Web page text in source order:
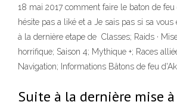
18 mai 2017 comment faire le baton de feu
hésite pas a liké et a Je sais pas si sa
à la dernière etape de Classes; Raids ·
horrifique; Saison 4; Mythique +; Races
Navigation; Informations Bâtons de feu
Suite à la dernière mise